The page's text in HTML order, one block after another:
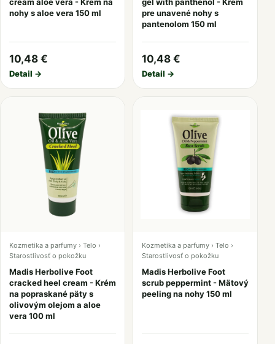
nohy s aloe vera 150 ml
10,48 €
Detail →
pre unavené nohy s
pantenolom 150 ml
10,48 €
Detail →
Kozmetika a parfumy › Telo ›
Starostlivosť o pokožku
Madis Herbolive Foot
cracked heel cream - Krém
na popraskané päty s
olivovým olejom a aloe
vera 100 ml
Kozmetika a parfumy › Telo ›
Starostlivosť o pokožku
Madis Herbolive Foot
scrub peppermint - Mätový
peeling na nohy 150 ml